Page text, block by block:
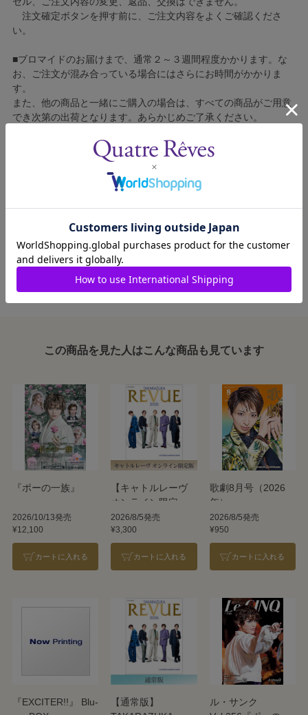
注文確定ボタンを押す前に、ご注文内容をよくご確認くださ
い。
■ブロマイドのお届けまで、通常２～３週間程度かかります。な
お、ご注文が混み合っている場合にはさらにお時間がかかりま
す。
また、他の商品と一緒にご購入の場合は、すべての商品がご用意
でき次第の出荷となります。あらかじめご了承ください。
■コンビニ決済をご利用の場合はご入金確認後の製造となりま
■ブロマイドの個包装はしておりません。
で、お手数ですが弊社カスタマーセンターへご連絡ください。
この商品を見た人はこんな商品も見ています
『ポーの一族』
2026/10/13発売
¥12,100
カートに入れる
【キャトルレーヴ
オンライン限定
版】TAKARAZUKA
REVUE 2026
2026/8/5発売
¥3,300
カートに入れる
歌劇8月号（2026
年）
2026/8/5発売
¥950
カートに入れる
『EXCITER!!』 Blu-
【通常版】
ル・サンク